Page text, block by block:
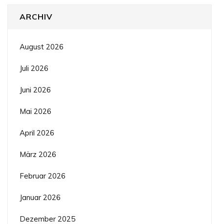
ARCHIV
August 2026
Juli 2026
Juni 2026
Mai 2026
April 2026
März 2026
Februar 2026
Januar 2026
Dezember 2025